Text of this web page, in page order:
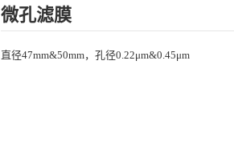
微孔滤膜
直径47mm&50mm，孔径0.22μm&0.45μm